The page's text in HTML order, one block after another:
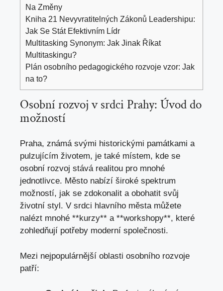
Na Změny
Kniha 21 Nevyvratitelných Zákonů Leadershipu:
Jak Se Stát Efektivním Lídr
Multitasking Synonym: Jak Jinak Říkat
Multitaskingu?
Plán osobního pedagogického rozvoje vzor: Jak
na to?
Osobní rozvoj v srdci Prahy: Úvod do
možností
Praha, známá svými historickými památkami a
pulzujícím životem, je také místem, kde se
osobní rozvoj stává realitou pro mnohé
jednotlivce. Město nabízí široké spektrum
možností, jak se zdokonalit a obohatit svůj
životní styl. V srdci hlavního města můžete
nalézt mnohé **kurzy** a **workshopy**, které
zohledňují potřeby moderní společnosti.
Mezi nejpopulárnější oblasti osobního rozvoje
patří: